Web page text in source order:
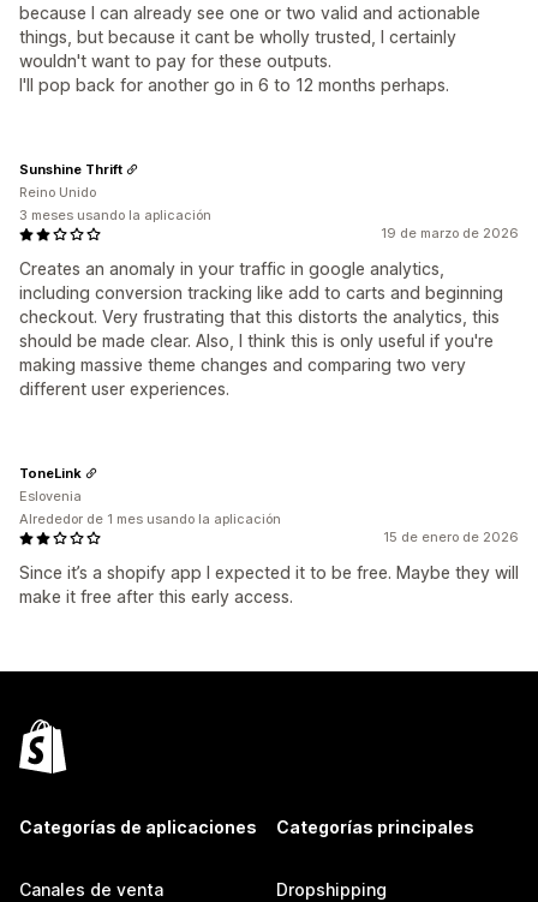
because I can already see one or two valid and actionable
things, but because it cant be wholly trusted, I certainly
wouldn't want to pay for these outputs.
I'll pop back for another go in 6 to 12 months perhaps.
19 de marzo de 2026
Creates an anomaly in your traffic in google analytics,
including conversion tracking like add to carts and beginning
checkout. Very frustrating that this distorts the analytics, this
should be made clear. Also, I think this is only useful if you're
making massive theme changes and comparing two very
different user experiences.
Sunshine Thrift
Reino Unido
3 meses usando la aplicación
15 de enero de 2026
Since it’s a shopify app I expected it to be free. Maybe they will
make it free after this early access.
ToneLink
Eslovenia
Alrededor de 1 mes usando la aplicación
Categorías de aplicaciones
Canales de venta
Categorías principales
Dropshipping